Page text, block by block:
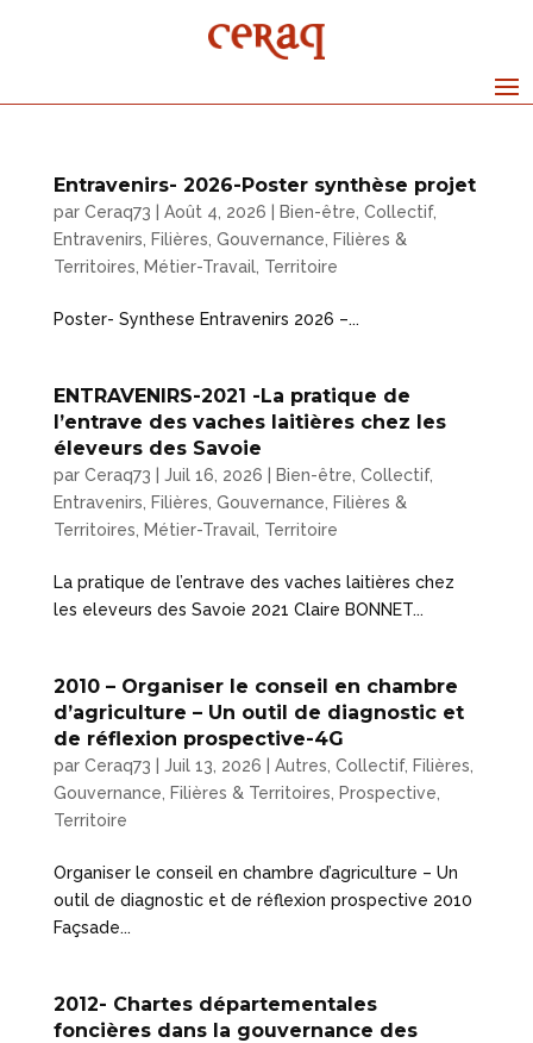
Entravenirs- 2026-Poster synthèse projet
par Ceraq73 Août 4, 2026 Bien-être Collectif,
Entravenirs
Filières Gouvernance, Filières &
Territoires
Métier-Travail, Territoire
Poster- Synthese Entravenirs 2026 –...
ENTRAVENIRS-2021 -La pratique de
l’entrave des vaches laitières chez les
éleveurs des Savoie
par Ceraq73 Juil 16, 2026 Bien-être Collectif,
Entravenirs
Filières Gouvernance, Filières &
Territoires
Métier-Travail, Territoire
La pratique de l’entrave des vaches laitières chez
les eleveurs des Savoie 2021 Claire BONNET...
2010 – Organiser le conseil en chambre
d’agriculture – Un outil de diagnostic et
de réflexion prospective-4G
par Ceraq73 Juil 13, 2026 Autres Collectif, Filières
Gouvernance, Filières & Territoires
Prospective
Territoire
Organiser le conseil en chambre d’agriculture – Un
outil de diagnostic et de réflexion prospective 2010
Façsade...
2012- Chartes départementales
foncières dans la gouvernance des